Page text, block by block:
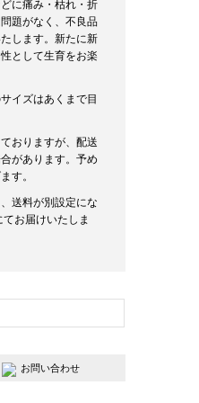
に痛み・枯れ・折
題がなく、不良品
します。新たに新
として生育をお楽
イズはあくまで目
おりますが、配送
があります。予め
す。
送料が別設定にな
お届けいたしま
お問い合わせ